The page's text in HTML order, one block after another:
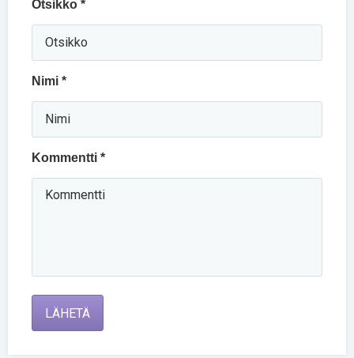
Otsikko *
Nimi *
Kommentti *
LÄHETÄ